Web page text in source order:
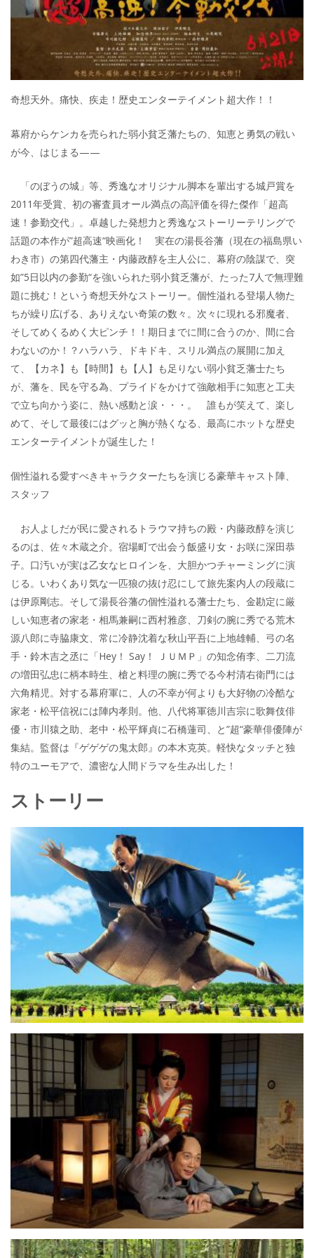
奇想天外。痛快、疾走！歴史エンターテイメント超大作！！
幕府からケンカを売られた弱小貧乏藩たちの、知恵と勇気の戦い
が今、はじまる——
「のぼうの城」等、秀逸なオリジナル脚本を輩出する城戸賞を
2011年受賞、初の審査員オール満点の高評価を得た傑作「超高
速！参勤交代」。卓越した発想力と秀逸なストーリーテリングで
話題の本作が”超高速“映画化！ 実在の湯長谷藩（現在の福島県い
わき市）の第四代藩主・内藤政醇を主人公に、幕府の陰謀で、突
如”5日以内の参勤“を強いられた弱小貧乏藩が、たった7人で無理難
題に挑む！という奇想天外なストーリー。個性溢れる登場人物た
ちが繰り広げる、ありえない奇策の数々。次々に現れる邪魔者、
そしてめくるめく大ピンチ！！期日までに間に合うのか、間に合
わないのか！？ハラハラ、ドキドキ、スリル満点の展開に加え
て、【カネ】も【時間】も【人】も足りない弱小貧乏藩士たち
が、藩を、民を守る為、プライドをかけて強敵相手に知恵と工夫
で立ち向かう姿に、熱い感動と涙・・・。 誰もが笑えて、楽し
めて、そして最後にはグッと胸が熱くなる、最高にホットな歴史
エンターテイメントが誕生した！
個性溢れる愛すべきキャラクターたちを演じる豪華キャスト陣、
スタッフ
お人よしだが民に愛されるトラウマ持ちの殿・内藤政醇を演じ
るのは、佐々木蔵之介。宿場町で出会う飯盛り女・お咲に深田恭
子。口汚いが実は乙女なヒロインを、大胆かつチャーミングに演
じる。いわくあり気な一匹狼の抜け忍にして旅先案内人の段蔵に
は伊原剛志。そして湯長谷藩の個性溢れる藩士たち、金勘定に厳
しい知恵者の家老・相馬兼嗣に西村雅彦、刀剣の腕に秀でる荒木
源八郎に寺脇康文、常に冷静沈着な秋山平吾に上地雄輔、弓の名
手・鈴木吉之丞に「Hey！ Say！ ＪＵＭＰ」の知念侑李、二刀流
の増田弘忠に柄本時生、槍と料理の腕に秀でる今村清右衛門には
六角精児。対する幕府軍に、人の不幸が何よりも大好物の冷酷な
家老・松平信祝には陣内孝則。他、八代将軍徳川吉宗に歌舞伎俳
優・市川猿之助、老中・松平輝貞に石橋蓮司、と”超“豪華俳優陣が
集結。監督は『ゲゲゲの鬼太郎』の本木克英。軽快なタッチと独
特のユーモアで、濃密な人間ドラマを生み出した！
ストーリー